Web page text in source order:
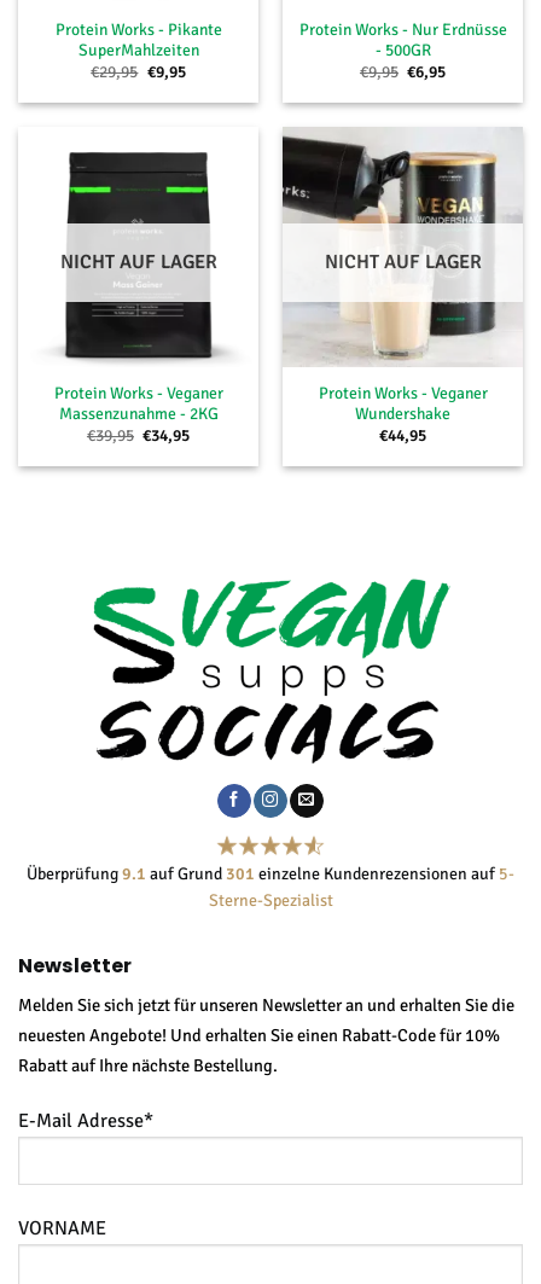
Protein Works - Pikante
SuperMahlzeiten
€29,95 Ursprünglicher
Preis
war:
€9,95Aktueller
ist:
Protein Works - Nur Erdnüsse
- 500GR
€9,95 Ursprünglicher
Preis
war:
€6,95Aktueller
ist:
NICHT AUF LAGER
Protein Works - Veganer
Massenzunahme - 2KG
€39,95 Ursprünglicher
Preis
war:
€34,95Aktueller
ist:
NICHT AUF LAGER
Protein Works - Veganer
Wundershake
€44,95
Überprüfung9.1 auf Grund 301 einzelne Kundenrezensionen auf 5-
Sterne-Spezialist
Newsletter
Melden Sie sich jetzt für unseren Newsletter an und erhalten Sie die
neuesten Angebote! Und erhalten Sie einen Rabatt-Code für 10%
Rabatt auf Ihre nächste Bestellung.
E-Mail Adresse*
VORNAME